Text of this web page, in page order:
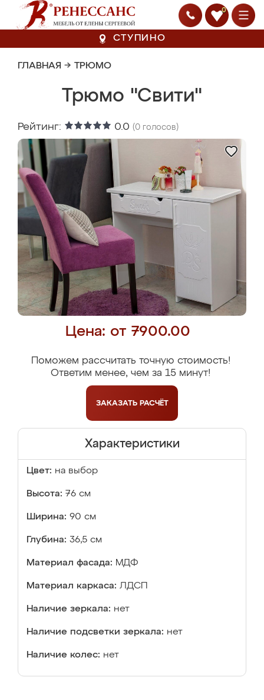
0
СТУПИНО
ГЛАВНАЯ → ТРЮМО
Трюмо "Свити"
Рейтинг: 0.0 (0 голосов)
Цена: от 7900.00
Поможем рассчитать точную стоимость!
Ответим менее, чем за 15 минут!
ЗАКАЗАТЬ РАСЧЁТ
Характеристики
Цвет: на выбор
Высота: 76 см
Ширина: 90 см
Глубина: 36,5 см
Материал фасада: МДФ
Материал каркаса: ЛДСП
Наличие зеркала: нет
Наличие подсветки зеркала: нет
Наличие колес: нет